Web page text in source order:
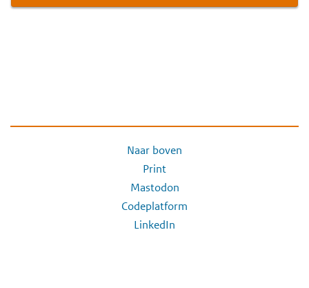
Naar boven
Print
Mastodon
Codeplatform
LinkedIn